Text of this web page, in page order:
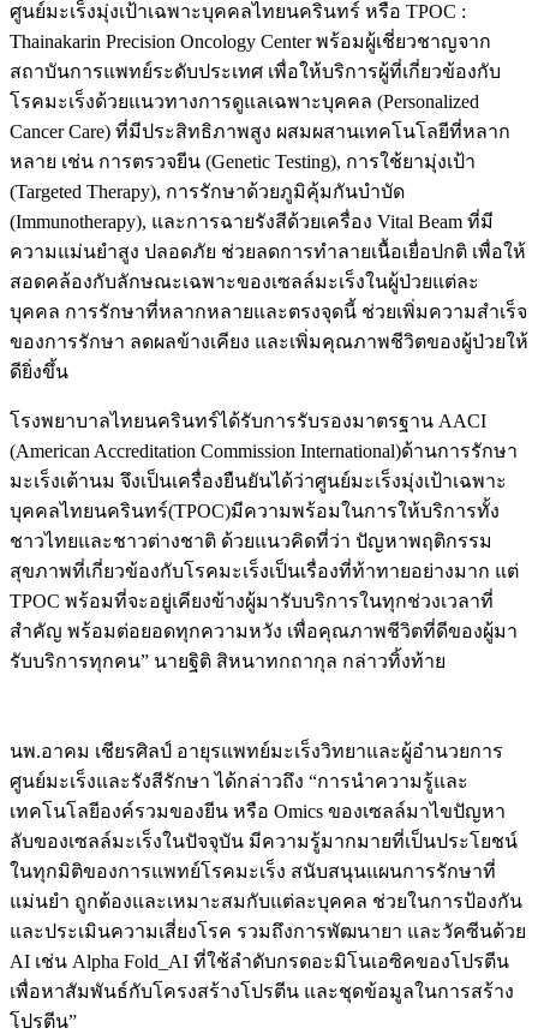
ศูนย์มะเร็งมุ่งเป้าเฉพาะบุคคลไทยนครินทร์ หรือ TPOC :
Thainakarin Precision Oncology Center พร้อมผู้เชี่ยวชาญจาก
สถาบันการแพทย์ระดับประเทศ เพื่อให้บริการผู้ที่เกี่ยวข้องกับ
โรคมะเร็งด้วยแนวทางการดูแลเฉพาะบุคคล (Personalized
Cancer Care) ที่มีประสิทธิภาพสูง ผสมผสานเทคโนโลยีที่หลาก
หลาย เช่น การตรวจยีน (Genetic Testing), การใช้ยามุ่งเป้า
(Targeted Therapy), การรักษาด้วยภูมิคุ้มกันบำบัด
(Immunotherapy), และการฉายรังสีด้วยเครื่อง Vital Beam ที่มี
ความแม่นยำสูง ปลอดภัย ช่วยลดการทำลายเนื้อเยื่อปกติ เพื่อให้
สอดคล้องกับลักษณะเฉพาะของเซลล์มะเร็งในผู้ป่วยแต่ละ
บุคคล การรักษาที่หลากหลายและตรงจุดนี้ ช่วยเพิ่มความสำเร็จ
ของการรักษา ลดผลข้างเคียง และเพิ่มคุณภาพชีวิตของผู้ป่วยให้
ดียิ่งขึ้น
โรงพยาบาลไทยนครินทร์ได้รับการรับรองมาตรฐาน AACI
(American Accreditation Commission International)ด้านการรักษา
มะเร็งเต้านม จึงเป็นเครื่องยืนยันได้ว่าศูนย์มะเร็งมุ่งเป้าเฉพาะ
บุคคลไทยนครินทร์(TPOC)มีความพร้อมในการให้บริการทั้ง
ชาวไทยและชาวต่างชาติ ด้วยแนวคิดที่ว่า ปัญหาพฤติกรรม
สุขภาพที่เกี่ยวข้องกับโรคมะเร็งเป็นเรื่องที่ท้าทายอย่างมาก แต่
TPOC พร้อมที่จะอยู่เคียงข้างผู้มารับบริการในทุกช่วงเวลาที่
สำคัญ พร้อมต่อยอดทุกความหวัง เพื่อคุณภาพชีวิตที่ดีของผู้มา
รับบริการทุกคน” นายฐิติ สิหนาทกถากุล กล่าวทิ้งท้าย
นพ.อาคม เชียรศิลป์ อายุรแพทย์มะเร็งวิทยาและผู้อำนวยการ
ศูนย์มะเร็งและรังสีรักษา ได้กล่าวถึง “การนำความรู้และ
เทคโนโลยีองค์รวมของยีน หรือ Omics ของเซลล์มาไขปัญหา
ลับของเซลล์มะเร็งในปัจจุบัน มีความรู้มากมายที่เป็นประโยชน์
ในทุกมิติของการแพทย์โรคมะเร็ง สนับสนุนแผนการรักษาที่
แม่นยำ ถูกต้องและเหมาะสมกับแต่ละบุคคล ช่วยในการป้องกัน
และประเมินความเสี่ยงโรค รวมถึงการพัฒนายา และวัคซีนด้วย
AI เช่น Alpha Fold_AI ที่ใช้ลำดับกรดอะมิโนเอซิคของโปรตีน
เพื่อหาสัมพันธ์กับโครงสร้างโปรตีน และชุดข้อมูลในการสร้าง
โปรตีน”